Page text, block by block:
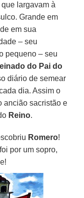
largavam à
Grande em
em sua
– seu
pequeno – seu
do Pai do
diário de semear
dia. Assim o
ancião sacristão e
Reino.
Romero!
por um sopro,